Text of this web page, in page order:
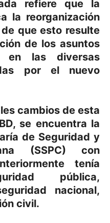
refiere que la
la reorganización
que esto resulte
de los asuntos
en las diversas
por el nuevo
cambios de esta
se encuentra la
de Seguridad y
(SSPC) con
tenía
pública,
nacional,
civil.